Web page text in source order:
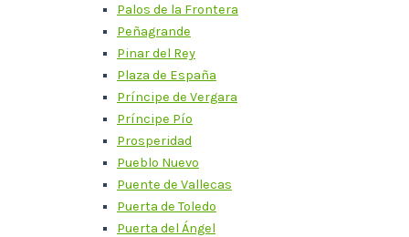
Palos de la Frontera
Peñagrande
Pinar del Rey
Plaza de España
Príncipe de Vergara
Príncipe Pío
Prosperidad
Pueblo Nuevo
Puente de Vallecas
Puerta de Toledo
Puerta del Ángel